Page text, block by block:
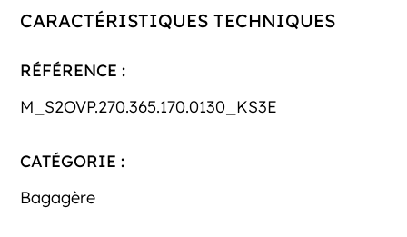
CARACTÉRISTIQUES TECHNIQUES
RÉFÉRENCE :
M_S2OVP.270.365.170.0130_KS3E
CATÉGORIE :
Bagagère